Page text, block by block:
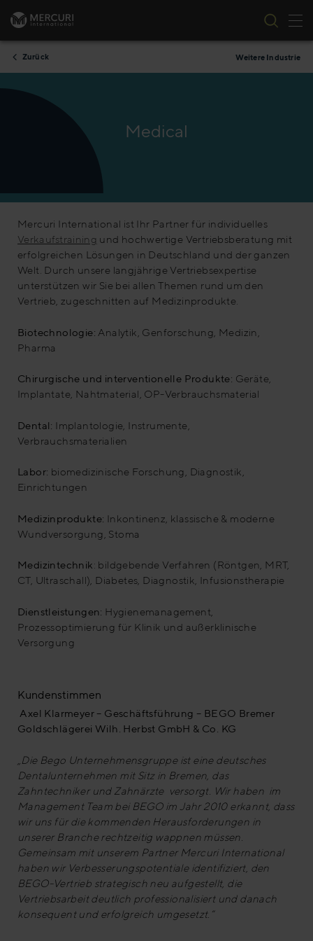
Zum Inhalt springen
Zurück Weitere Industrie
Medical
Mercuri International ist Ihr Partner für individuelles
Verkaufstraining und hochwertige Vertriebsberatung mit
erfolgreichen Lösungen in Deutschland und der ganzen
Welt. Durch unsere langjährige Vertriebsexpertise
unterstützen wir Sie bei allen Themen rund um den
Vertrieb, zugeschnitten auf Medizinprodukte.
Biotechnologie: Analytik, Genforschung, Medizin,
Pharma
Chirurgische und interventionelle Produkte: Geräte,
Implantate, Nahtmaterial, OP-Verbrauchsmaterial
Dental: Implantologie, Instrumente,
Verbrauchsmaterialien
Labor: biomedizinische Forschung, Diagnostik,
Einrichtungen
Medizinprodukte: Inkontinenz, klassische & moderne
Wundversorgung, Stoma
Medizintechnik: bildgebende Verfahren (Röntgen, MRT,
CT, Ultraschall), Diabetes, Diagnostik, Infusionstherapie
Dienstleistungen: Hygienemanagement,
Prozessoptimierung für Klinik und außerklinische
Versorgung
Kundenstimmen
Axel Klarmeyer – Geschäftsführung – BEGO Bremer
Goldschlägerei Wilh. Herbst GmbH & Co. KG
„Die Bego Unternehmensgruppe ist eine deutsches
Dentalunternehmen mit Sitz in Bremen, das
Zahntechniker und Zahnärzte versorgt. Wir haben im
Management Team bei BEGO im Jahr 2010 erkannt, dass
wir uns für die kommenden Herausforderungen in
unserer Branche rechtzeitig wappnen müssen.
Gemeinsam mit unserem Partner Mercuri International
haben wir Verbesserungspotentiale identifiziert, den
BEGO-Vertrieb strategisch neu aufgestellt, die
Vertriebsarbeit deutlich professionalisiert und danach
konsequent und erfolgreich umgesetzt.“